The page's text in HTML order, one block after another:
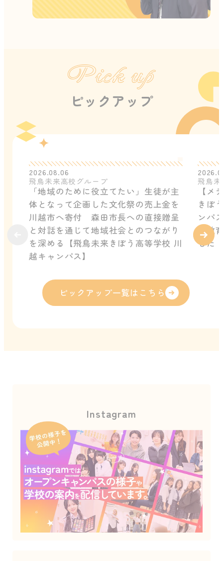
Pick up
ピックアップ
2026.08.06
飛鳥未来高校グループ
「地域のために役立てたい」生徒が主
体となって企画した文化祭の売上金を
川越市へ寄付 森田市長への直接贈呈
と対話を通じて地域社会とのつながり
を深める【飛鳥未来きぼう高等学校 川
越キャンパス】
飛鳥
【メ
きぼ
ンパ
ル教
した
ピックアップ一覧はこちら
Instagram